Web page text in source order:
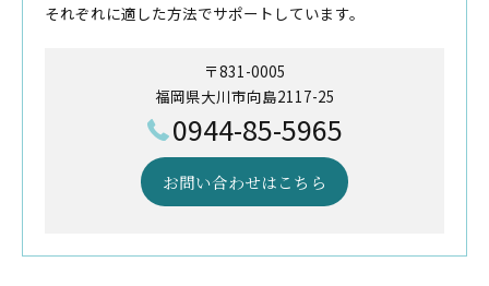
それぞれに適した方法でサポートしています。
〒831-0005
福岡県大川市向島2117-25
0944-85-5965
お問い合わせはこちら